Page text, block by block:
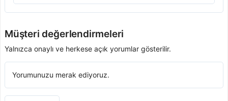
Müşteri değerlendirmeleri
Yalnızca onaylı ve herkese açık yorumlar gösterilir.
Yorumunuzu merak ediyoruz.